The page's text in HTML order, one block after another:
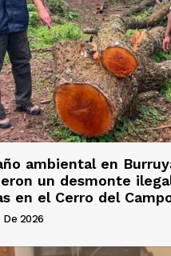
ambiental en
un desmonte
en el Cerro del
De 2026